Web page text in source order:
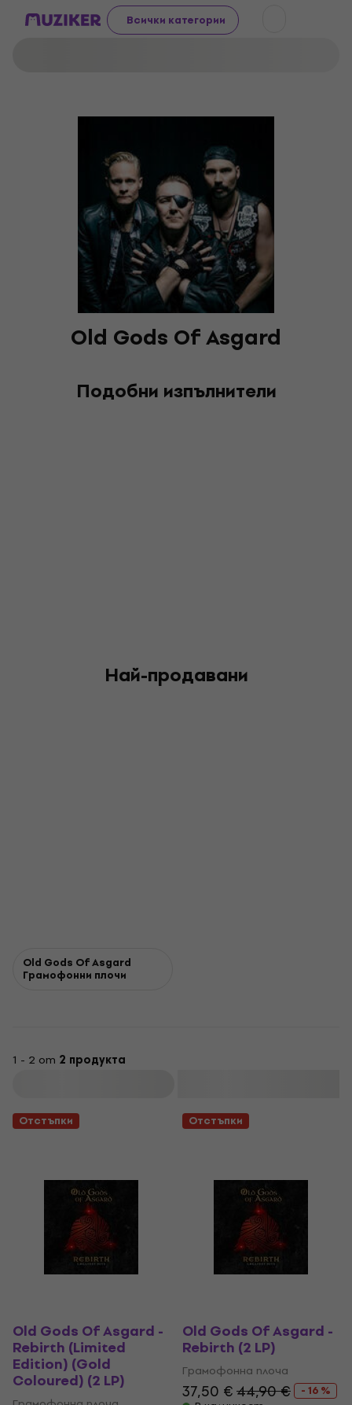
Всички категории
Old Gods Of Asgard
Подобни изпълнители
Най-продавани
Old Gods Of Asgard
Грамофонни плочи
1 - 2 от 2 продукта
Отстъпки
Old Gods Of Asgard -
Rebirth (Limited
Edition) (Gold
Coloured) (2 LP)
Отстъпки
Old Gods Of Asgard -
Rebirth (2 LP)
Грамофонна плоча
37,50 €44,90 €
- 16 %